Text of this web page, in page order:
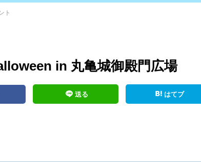
ト
in 丸亀城御殿門広場
送る はてブ